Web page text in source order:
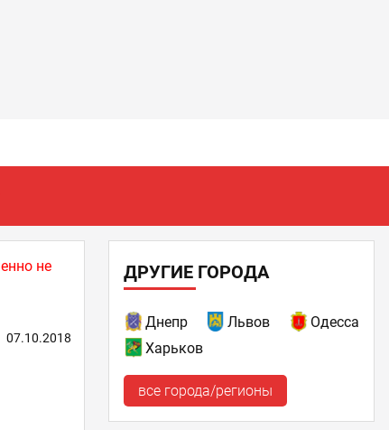
не
07.10.2018
ДРУГИЕ ГОРОДА
Днепр Львов
Одесса
Харьков
все города/регионы